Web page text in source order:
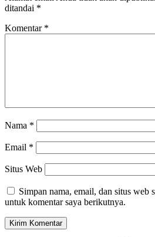
ditandai *
Komentar *
Nama *
Email *
Situs Web
Simpan nama, email, dan situs web
untuk komentar saya berikutnya.